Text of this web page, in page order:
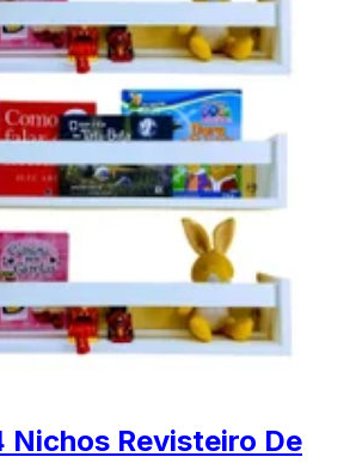
Nichos Revisteiro De